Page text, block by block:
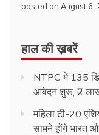
posted on August 6,
हाल की ख़बरें
NTPC में 135
आवेदन शुरू, ₹2
महिला टी-20
सामने होंगे भारत